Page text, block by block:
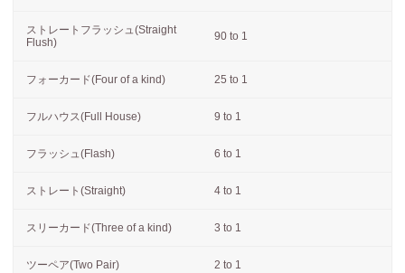
ストレートフラッシュ(Straight
Flush)
90 to 1
フォーカード(Four of a kind) 25 to 1
フルハウス(Full House) 9 to 1
フラッシュ(Flash) 6 to 1
ストレート(Straight) 4 to 1
スリーカード(Three of a kind) 3 to 1
ツーペア(Two Pair) 2 to 1